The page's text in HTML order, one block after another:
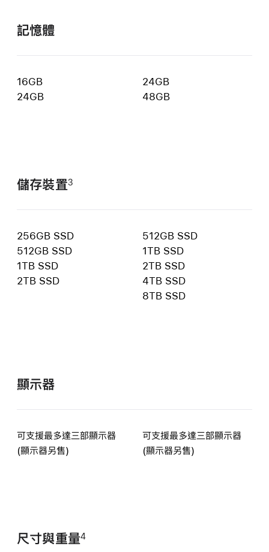
記憶體
16GB
24GB
24GB
48GB
儲存裝置3
256GB SSD
512GB SSD
1TB SSD
2TB SSD
512GB SSD
1TB SSD
2TB SSD
4TB SSD
8TB SSD
顯示器
可支援最多達三部顯示器
(顯示器另售)
可支援最多達三部顯示器
(顯示器另售)
尺寸與重量4